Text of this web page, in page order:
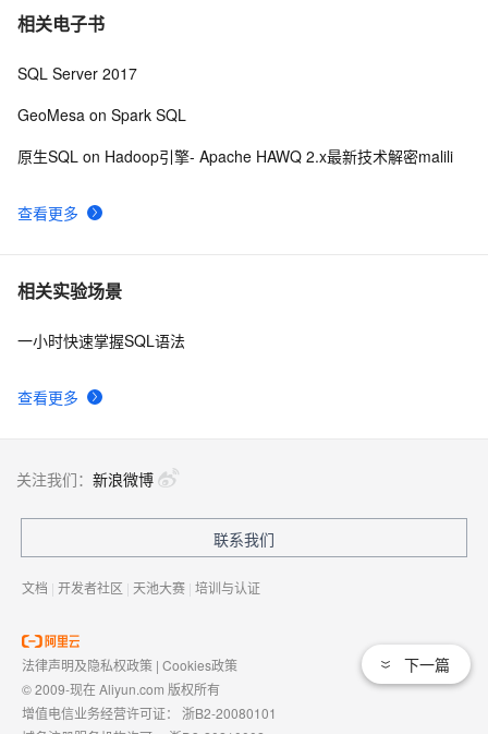
相关电子书
查看更多
SQL Server 2017
GeoMesa on Spark SQL
原生SQL on Hadoop引擎- Apache HAWQ 2.x最新技术解密malili
相关实验场景
查看更多
一小时快速掌握SQL语法
下一篇
关注我们： 新浪微博
联系我们
文档 | 开发者社区 | 天池大赛 | 培训与认证
法律声明及隐私权政策 | Cookies政策
© 2009-现在 Aliyun.com 版权所有
增值电信业务经营许可证： 浙B2-20080101